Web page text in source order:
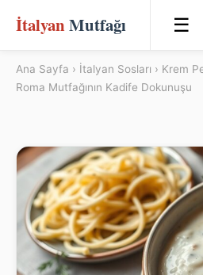
İtalyan Mutfağı ☰
Ana Sayfa › İtalyan Sosları › Krem
Roma Mutfağının Kadife Dokunuşu